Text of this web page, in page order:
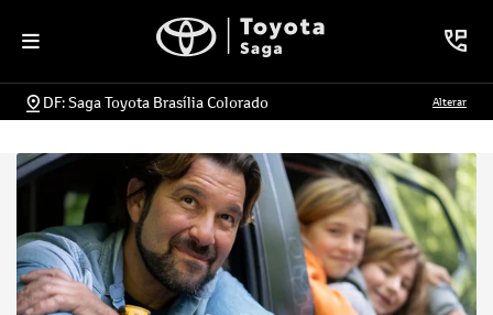
DF: Saga Toyota Brasília Colorado Alterar